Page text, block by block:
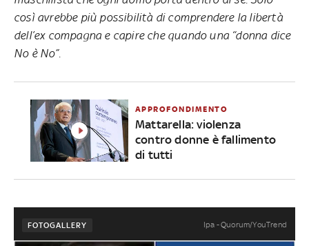
così avrebbe più possibilità di comprendere la libertà
dell’ex compagna e capire che quando una “donna dice
No è No”.
APPROFONDIMENTO
Mattarella: violenza
contro donne è fallimento
di tutti
FOTOGALLERY Ipa - Quorum/YouTrend